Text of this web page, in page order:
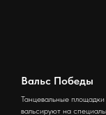
Вальс Победы
Танцевальные
вальсируют на